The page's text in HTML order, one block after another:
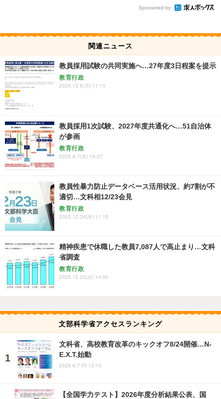
Sponsored by
関連ニュース
教員採用試験の共同実施へ…27年度3日程案を提示
教育行政
2025.12.8(月) 11:15
教員採用1次試験、2027年度共通化へ…51自治体
が参画
教育行政
2025.8.7(木) 19:37
教員性暴力防止データベース活用状況、約7割が不
適切…文科相12/23会見
教育行政
2025.12.24(水) 11:15
精神疾患で休職した教員7,087人で高止まり…文科
省調査
教育行政
2025.12.23(火) 14:50
文部科学省アクセスランキング
文科省、高校教育改革のキックオフ8/24開催…N-
E.X.T.始動
2026.8.7 Fri 12:15
【全国学力テスト】2026年度分析結果公表、国